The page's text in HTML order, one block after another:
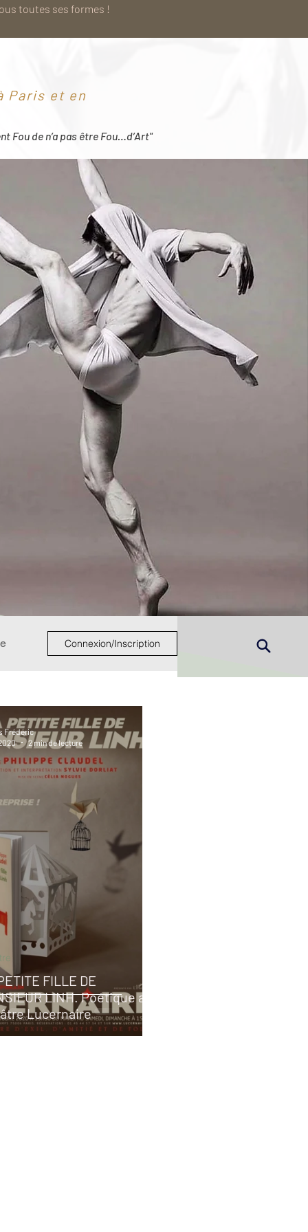
toutes ses formes !
Paris et en
Fou de n’a pas être Fou…d’Art"
Connexion/Inscription
FILLE DE
LINH. Poétique au
Lucernaire
Frédéric
2 min de lecture